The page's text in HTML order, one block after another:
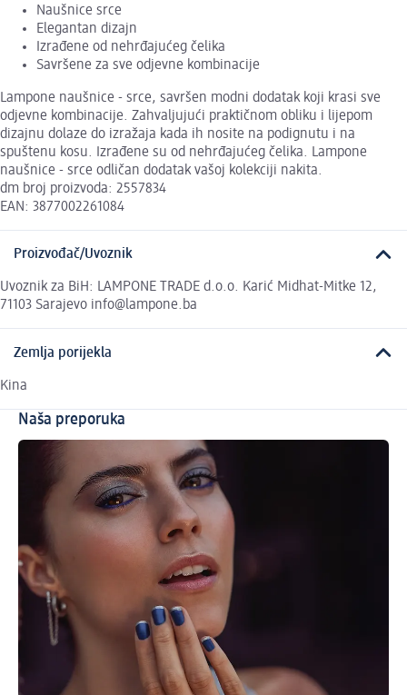
Naušnice srce
Elegantan dizajn
Izrađene od nehrđajućeg čelika
Savršene za sve odjevne kombinacije
Lampone naušnice - srce, savršen modni dodatak koji krasi sve
odjevne kombinacije. Zahvaljujući praktičnom obliku i lijepom
dizajnu dolaze do izražaja kada ih nosite na podignutu i na
spuštenu kosu. Izrađene su od nehrđajućeg čelika. Lampone
naušnice - srce odličan dodatak vašoj kolekciji nakita.
dm broj proizvoda: 2557834
EAN: 3877002261084
Proizvođač/Uvoznik
Uvoznik za BiH: LAMPONE TRADE d.o.o. Karić Midhat-Mitke 12,
71103 Sarajevo info@lampone.ba
Zemlja porijekla
Kina
Naša preporuka